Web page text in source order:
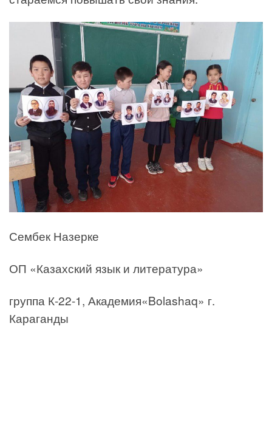
Сембек Назерке
ОП «Казахский язык и литература»
группа К-22-1, Академия«Bolashaq» г.
Караганды